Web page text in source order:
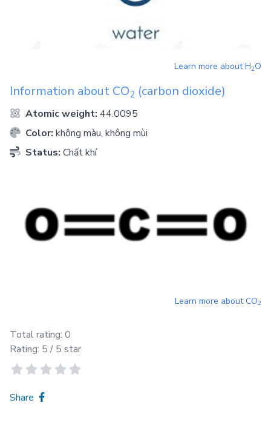
Learn more aboutH2O
Information about CO2 (carbon dioxide)
Atomic weight: 44.0095
Color: không màu, không mùi
Status: Chất khí
Learn more aboutCO2
Total rating: 0
Rating: 5 / 5 star
Share